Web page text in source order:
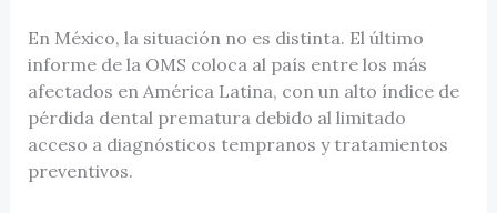
En México, la situación no es distinta. El último
informe de la OMS coloca al país entre los más
afectados en América Latina, con un alto índice de
pérdida dental prematura debido al limitado
acceso a diagnósticos tempranos y tratamientos
preventivos.